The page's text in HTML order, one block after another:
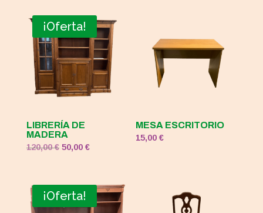
¡Oferta!
LIBRERÍA DE
MADERA
120,00€ El
era:
120,00 €.
50,00 €El
es:
50,00 €.
MESA ESCRITORIO
15,00€
¡Oferta!